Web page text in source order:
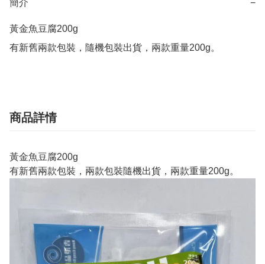
簡介 −
黃金魚豆腐200g
有新舊兩款包裝，隨機包裝出貨，兩款重量200g。
商品詳情
黃金魚豆腐200g
有新舊兩款包裝，兩款包裝隨機出貨，兩款重量200g。